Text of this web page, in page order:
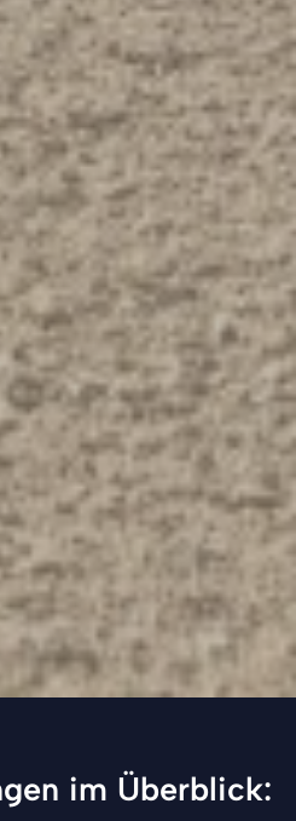
im Überblick: